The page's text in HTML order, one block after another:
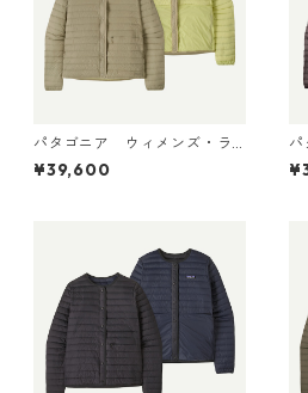
パタゴニア ウィメンズ・ラ
イトウェイト・リバーシブ
ル・ダウン・セーター・カー
¥39,600
イ